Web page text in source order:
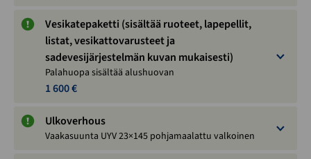
Vesikatepaketti (sisältää ruoteet, lapepellit,
listat, vesikattovarusteet ja
sadevesijärjestelmän kuvan mukaisesti)
Palahuopa sisältää alushuovan
1 600 €
Ulkoverhous
Vaakasuunta UYV 23×145 pohjamaalattu valkoinen